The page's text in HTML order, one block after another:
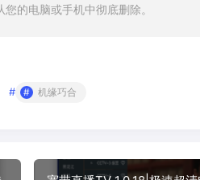
的电脑或手机中彻底删除。
# 机缘巧合